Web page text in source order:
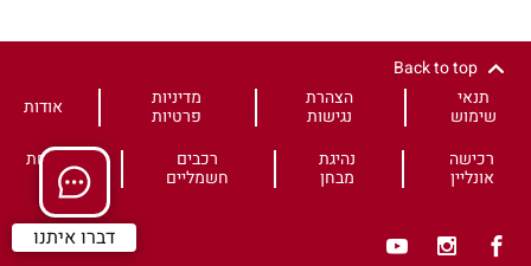
Back to top
תנאי
שימוש
הצהרת
נגישות
מדיניות
פרטיות אודות
רכישה
אונליין
נהיגת
מבחן
רכבים
חשמליים
משפחת
HS
דברו איתנו